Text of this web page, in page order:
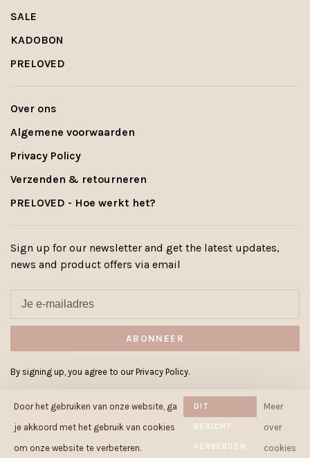
SALE
KADOBON
PRELOVED
Over ons
Algemene voorwaarden
Privacy Policy
Verzenden & retourneren
PRELOVED - Hoe werkt het?
Sign up for our newsletter and get the latest updates,
news and product offers via email
ABONNEER
By signing up, you agree to our Privacy Policy.
© Copyright 2026 Cowcow.be-
Door het gebruiken van onze website, ga
je akkoord met het gebruik van cookies
om onze website te verbeteren.
DIT
BERICHT
VERBERGEN
Meer
over
cookies